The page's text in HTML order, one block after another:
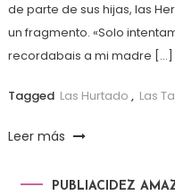
de parte de sus hijas, las
un fragmento. «Solo
recordabais a mi madre […]
Tagged Las Hurtado , Las
Leer más
PUBLIACIDEZ